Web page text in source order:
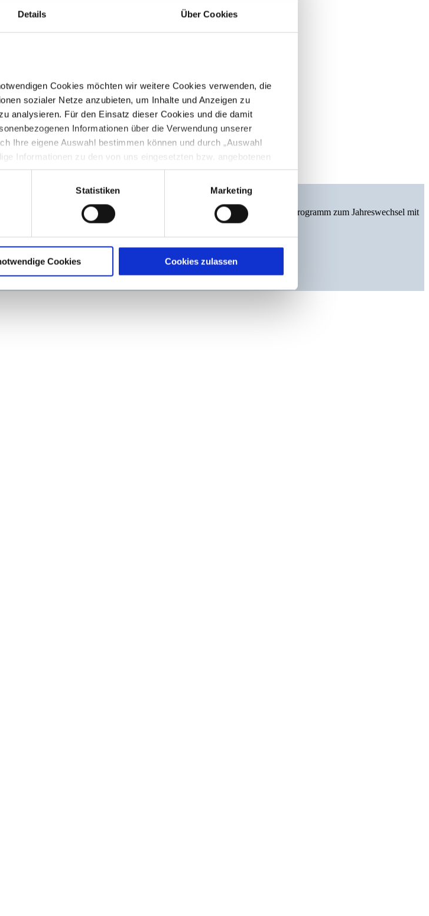
Details Über Cookies
Cookies möchten wir weitere Cookies verwenden, die
sozialer Netze anzubieten, um Inhalte und Anzeigen zu
analysieren. Für den Einsatz dieser Cookies und die damit
Informationen über die Verwendung unserer
Ihre eigene Auswahl bestimmen können und durch „Auswahl
Informationen zu den von uns eingesetzten bzw. angebotenen
Datenschutzerklärung.
jeweiligen Cookies akzeptieren, willigen Sie zugleich gem. Art.
und Verwenden des jeweiligen Cookies entstehenden
Statistiken Marketing
Cookies Cookies zulassen
treffen - und das in fünf verschiedenen Städten. Sichern Sie sich das volle Programm zum Jahreswechsel mit